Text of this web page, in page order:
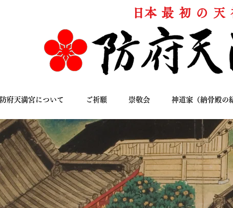
日本最初の天
防府天満宮について ご祈願 崇敬会 神道家（納骨殿の